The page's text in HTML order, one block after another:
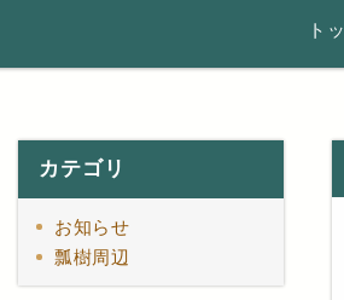
ト
カテゴリ
お知らせ
瓢樹周辺